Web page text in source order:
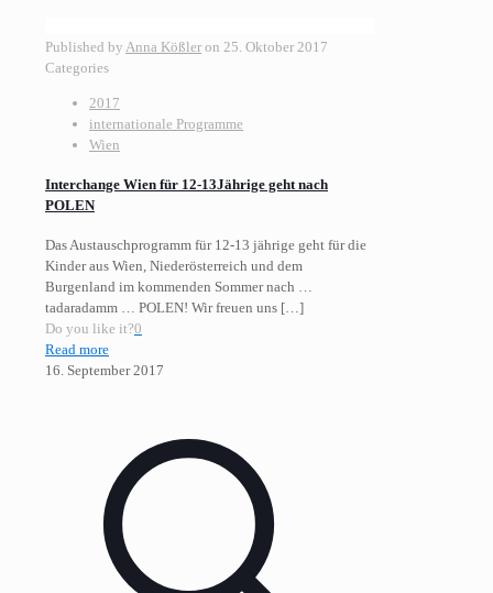
Published by Anna Kößler on 25. Oktober 2017
Categories
2017
internationale Programme
Wien
Interchange Wien für 12-13Jährige geht nach
POLEN
Das Austauschprogramm für 12-13 jährige geht für die
Kinder aus Wien, Niederösterreich und dem
Burgenland im kommenden Sommer nach …
tadaradamm … POLEN! Wir freuen uns […]
Do you like it?0
Read more
16. September 2017